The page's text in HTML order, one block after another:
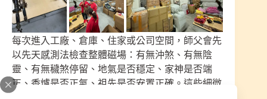
每次進入工廠、倉庫、住家或公司空間，師父會先
以先天感測法檢查整體磁場：有無沖煞、有無陰
靈、有無穢煞停留、地氣是否穩定、家神是否端
正、香爐是否正氣、祖先是否安置正確。這些細微